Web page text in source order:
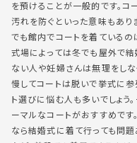
を預けることが一般的です。コ
汚れを防ぐといった意味もあり
でも館内でコートを着ているの
式場によっては冬でも屋外で結
ない人や妊婦さんは無理をしな
慢してコートは脱いで挙式に参
ト選びに悩む人も多いでしょう
ーマルなコートがおすすめです
なら結婚式に着て行っても問題